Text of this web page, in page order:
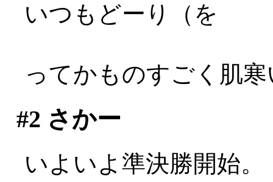
いつもどーり（を
ってかものすごく肌
#2 さかー
いよいよ準決勝開始。